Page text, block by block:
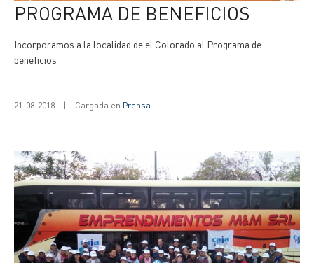
PROGRAMA DE BENEFICIOS
Incorporamos a la localidad de el Colorado al Programa de
beneficios
21-08-2018 | Cargada en Prensa